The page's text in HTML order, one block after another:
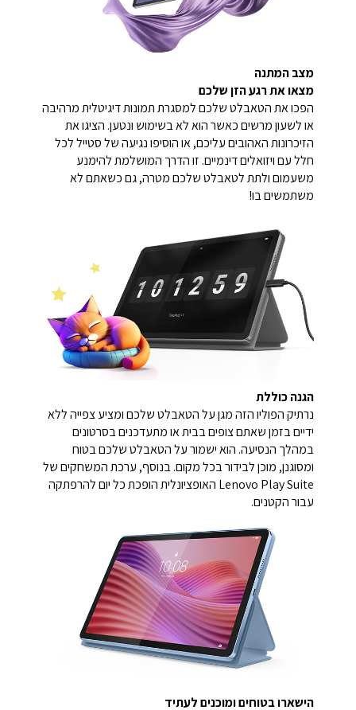
מצב המתנה
מצאו את רגע הזן שלכם
הפכו את הטאבלט שלכם למסגרת תמונות דיגיטלית מרהיבה
או לשעון מרשים כאשר הוא לא בשימוש ונטען. הציגו את
הזיכרונות האהובים עליכם, או הוסיפו נגיעה של סטייל לכל
חלל עם ויזואלים דינמיים. זו הדרך המושלמת להימנע
משעמום ולתת לטאבלט שלכם מטרה, גם כשאתם לא
משתמשים בו!
הגנה כוללת
נרתיק הפוליו הזה מגן על הטאבלט שלכם ומציע צפייה ללא
ידיים בזמן שאתם צופים בבית או מתעדכנים בסרטונים
במהלך הנסיעה. הוא ישמור על הטאבלט שלכם בטוח
ומסוגנן, מוכן לבידור בכל מקום. בנוסף, ערכת המשחקים של
Lenovo Play Suite האופציונלית הופכת כל יום להרפתקה
עבור הקטנים.
הישארו בטוחים ומוכנים לעתיד